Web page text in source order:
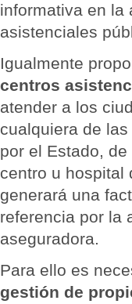
informativa en la
asistenciales
Igualmente
centros
atender a los
cualquiera de
por el Estado,
centro u hospital
generará una
referencia por la
aseguradora.
Para ello es
gestión de